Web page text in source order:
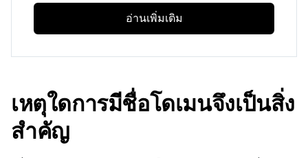
อ่านเพิ่มเติม
เหตุใดการมีชื่อโดเมนจึงเป็นสิ่ง
สำคัญ